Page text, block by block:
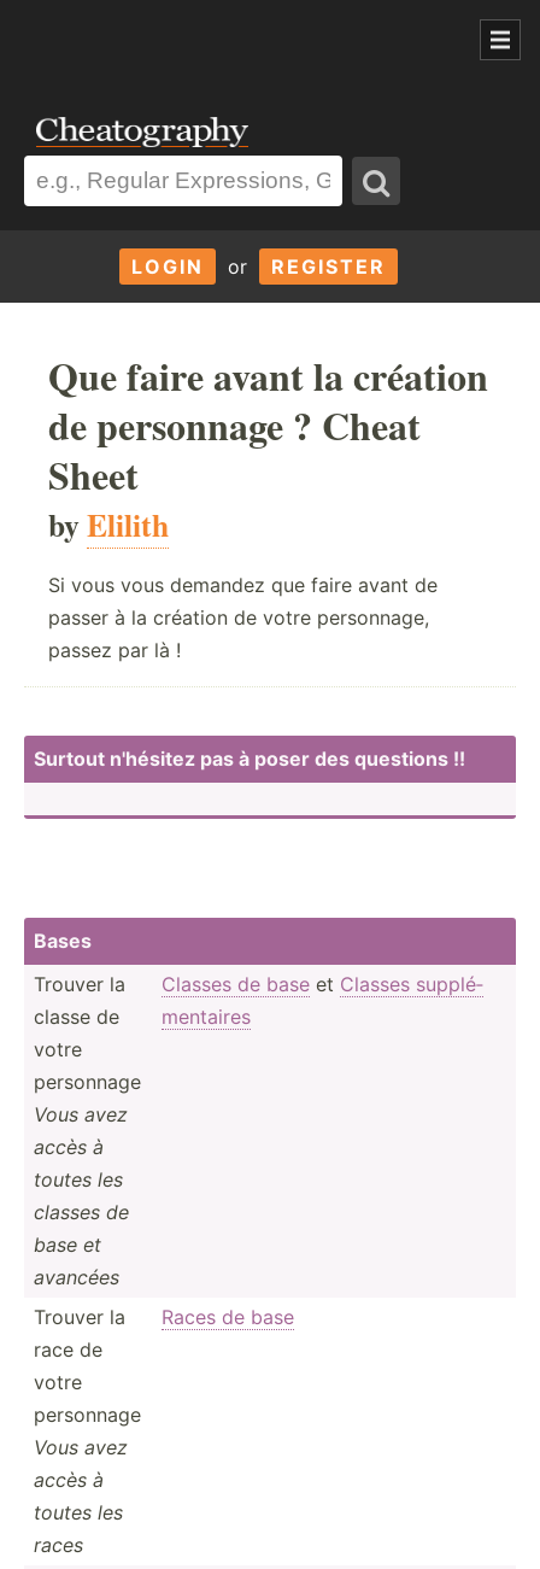
LOGIN or REGISTER
Que faire avant la création
de personnage ? Cheat
Sheet
byElilith
Si vous vous demandez que faire avant de
passer à la création de votre personnage,
passez par là !
Surtout n'hésitez pas à poser des questions !!
Bases
Trouver la
classe de
votre
personnage
Vous avez
accès à
toutes les
classes de
base et
avancées
Classes de base et Classes supplé­
men­taires
Trouver la
race de
votre
personnage
Vous avez
accès à
toutes les
races
Races de base